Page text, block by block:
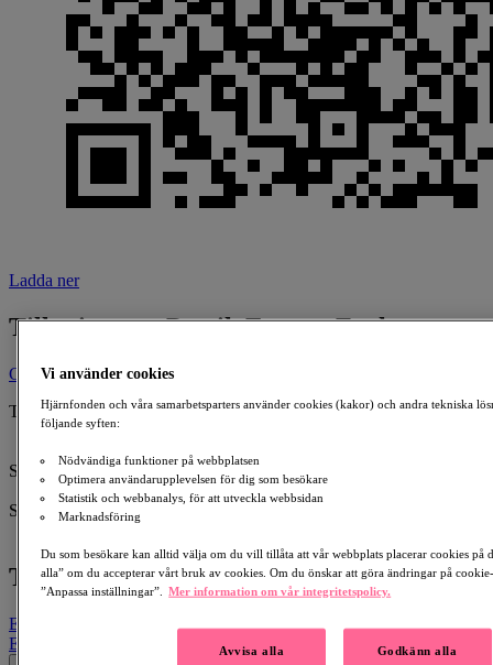
Ladda ner
Till minne av Patrik Eronen Fuchs
Ge en gåva
Till minne av:
Patrik Eronen Fuchs
1994-05-24 - 2019-10-09
Skapad av:
Matilda Westman
Samlar in till:
Till minne av Patrik Eronen Fuchs
Email LinkedIn QR-kod Kopiera länk
Email
QR-kod Kopiera länk
Vi använder cookies
Hjärnfonden och våra samarbetsparters använder cookies (kakor) och andra tekniska
följande syften:
Nödvändiga funktioner på webbplatsen
Optimera användarupplevelsen för dig som besökare
Statistik och webbanalys, för att utveckla webbsidan
Marknadsföring
Du som besökare kan alltid välja om du vill tillåta att vår webbplats placerar cookies på
alla” om du accepterar vårt bruk av cookies. Om du önskar att göra ändringar på
”Anpassa inställningar”.
Mer information om vår integritetspolicy.
Avvisa alla Godkänn alla